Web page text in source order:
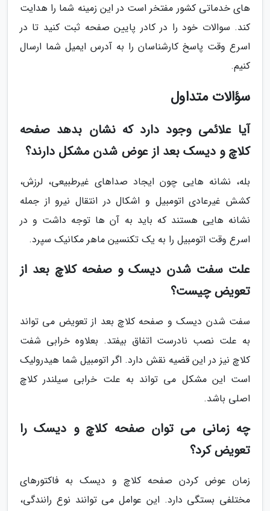
های خدماتی کشور مفتخر است در این زمینه شما را هدایت
کند. سوالات خود را در کادر پایین صفحه ثبت کنید تا در
اسرع وقت پاسخ کارشناسان را به آدرس ایمیل شما ارسال
کنیم.
سؤالات متداول
آیا علائمی وجود دارد که نشان بدهد صفحه
کلاچ و دیسک بعد از عوض شدن مشکل دارند؟
بله، نشانه هایی چون ایجاد صداهای غیرطبیعی، لرزش،
کشش غیرعادی اتومبیل و اشکال در انتقال نیرو از جمله
نشانه هایی هستند که باید به آن ها توجه داشت و در
اسرع وقت اتومبیل را به یک تکنسین ماهر مکانیک سپرد.
علت سفت شدن دیسک و صفحه کلاچ بعد از
تعویض چیست؟
سفت شدن دیسک و صفحه کلاچ بعد از تعویض می تواند
به علت نصب نادرست اتفاق بیفتد. بعلاوه خرابی شفت
کلاچ نیز در این قضیه نقش دارد. اگر اتومبیل شما هیدرولیک
است این مشکل می تواند به علت خرابی سیلندر کلاچ
اصلی باشد.
چه زمانی می توان صفحه کلاچ و دیسک را
تعویض کرد؟
زمان عوض کردن صفحه کلاچ و دیسک به فاکتورهای
مختلفی بستگی دارد. این عوامل می توانند نوع رانندگی،